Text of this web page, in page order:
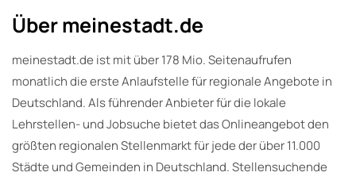
Über meinestadt.de
meinestadt.de ist mit über 178 Mio. Seitenaufrufen
monatlich die erste Anlaufstelle für regionale Angebote in
Deutschland. Als führender Anbieter für die lokale
Lehrstellen- und Jobsuche bietet das Onlineangebot den
größten regionalen Stellenmarkt für jede der über 11.000
Städte und Gemeinden in Deutschland. Stellensuchende